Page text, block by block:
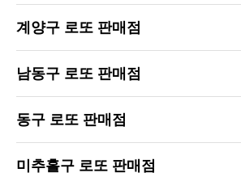
계양구 로또 판매점
남동구 로또 판매점
동구 로또 판매점
미추홀구 로또 판매점